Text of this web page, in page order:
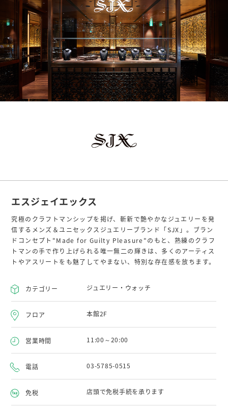
エスジェイエックス
究極のクラフトマンシップを掲げ、斬新で艶やかなジュエリーを発
信するメンズ＆ユニセックスジュエリーブランド「SJX」。ブラン
ドコンセプト"Made for Guilty Pleasure"のもと、熟練のクラフ
トマンの手で作り上げられる唯一無二の輝きは、多くのアーティス
トやアスリートをも魅了してやまない、特別な存在感を放ちます。
カテゴリー ジュエリー・ウォッチ
フロア 本館2F
営業時間 11:00～20:00
電話 03-5785-0515
免税 店頭で免税手続を承ります